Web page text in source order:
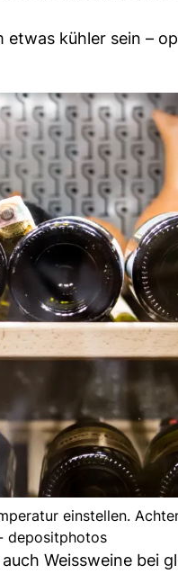
kühler sein –
einstellen.
depositphotos
Weissweine bei